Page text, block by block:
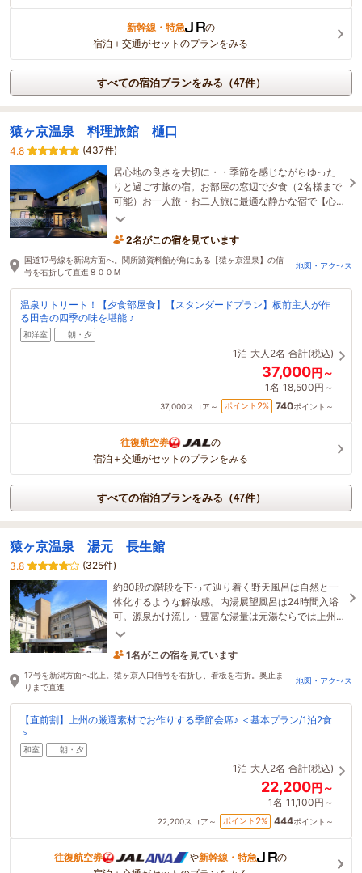
新幹線・特急
の
宿泊＋交通がセットのプランをみる
すべての宿泊プランをみる（47件）
猿ヶ京温泉 料理旅館 樋口
4.8
(437件)
居心地の良さを大切に・・季節を感じながらゆった
りと過ごす旅の宿。お部屋の窓辺で夕食（2名様まで
可能）お一人旅・お二人旅に最適な静かな宿で【心
をほぐす♪心を癒す】ほっこり旅を・・
2名がこの宿を見ています
国道17号線を新潟方面へ。関所跡資料館が角にある【猿ヶ京温泉】の信
号を右折して直進８００Ｍ
地図・アクセス
温泉リトリート！【夕食部屋食】【スタンダードプラン】板前主人が作
る田舎の四季の味を堪能 ♪
和洋室 朝・夕
1泊 大人2名 合計(税込)
37,000円～
1名 18,500円～
37,000スコア～ ポイント 2% 740ポイント～
往復航空券
の
宿泊＋交通がセットのプランをみる
すべての宿泊プランをみる（47件）
猿ヶ京温泉 湯元 長生館
3.8
(325件)
約80段の階段を下って辿り着く野天風呂は自然と一
体化するような解放感。内湯展望風呂は24時間入浴
可。源泉かけ流し・豊富な湯量は元湯ならでは上州
牛など地元食材を使用した料理。お食事は全室個室
2時間前に予約されました
17号を新潟方面へ北上。猿ヶ京入口信号を右折し、看板を右折。奥止ま
りまで直進
地図・アクセス
【直前割】上州の厳選素材でお作りする季節会席♪ ＜基本プラン/1泊2食
＞
和室 朝・夕
1泊 大人2名 合計(税込)
22,200円～
1名 11,100円～
22,200スコア～ ポイント 2% 444ポイント～
往復航空券 や新幹線・特急
の